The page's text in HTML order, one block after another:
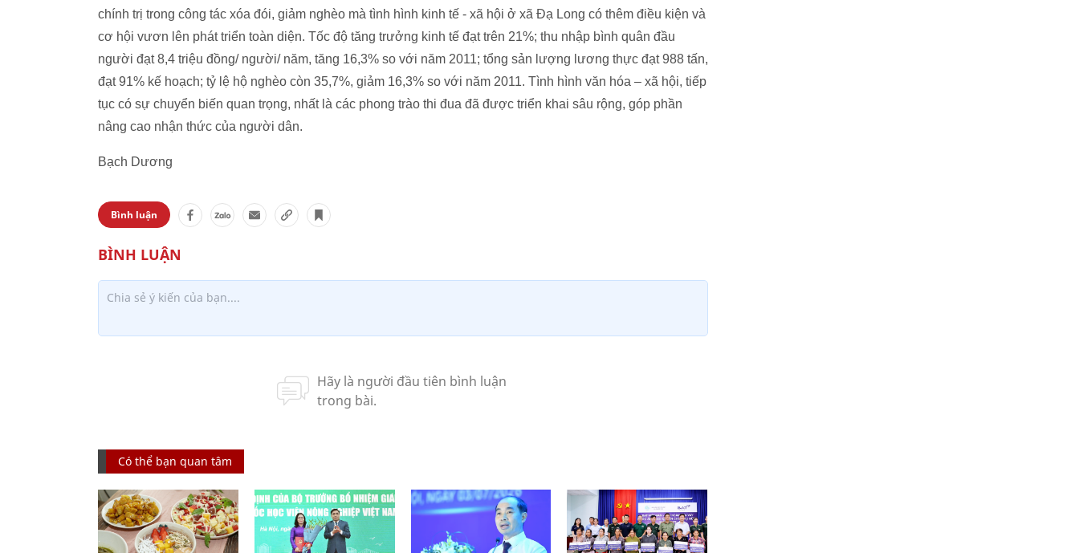
chính trị trong công tác xóa đói, giảm nghèo mà tình hình kinh tế - xã hội ở xã Đạ Long có thêm điều kiện và
cơ hội vươn lên phát triển toàn diện. Tốc độ tăng trưởng kinh tế đạt trên 21%; thu nhập bình quân đầu
người đạt 8,4 triệu đồng/ người/ năm, tăng 16,3% so với năm 2011; tổng sản lượng lương thực đạt 988 tấn,
đạt 91% kế hoạch; tỷ lệ hộ nghèo còn 35,7%, giảm 16,3% so với năm 2011. Tình hình văn hóa – xã hội, tiếp
tục có sự chuyển biến quan trọng, nhất là các phong trào thi đua đã được triển khai sâu rộng, góp phần
nâng cao nhận thức của người dân.
Bạch Dương
Bình luận
Có thể bạn quan tâm